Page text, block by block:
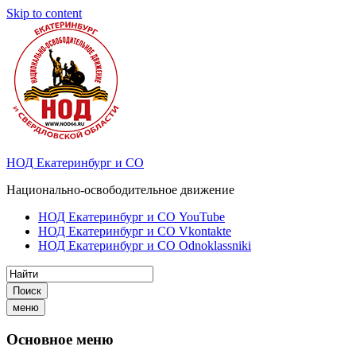
Skip to content
НОД Екатеринбург и СО
Национально-освободительное движение
НОД Екатеринбург и СО YouTube
НОД Екатеринбург и СО Vkontakte
НОД Екатеринбург и СО Odnoklassniki
Поиск
меню
Основное меню